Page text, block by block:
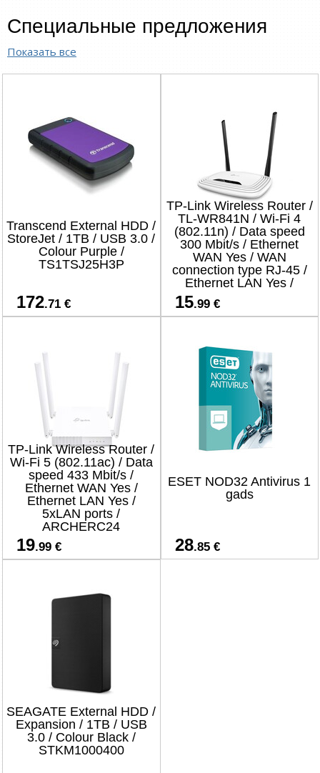
Специальные предложения
Показать все
Transcend External HDD /
StoreJet / 1TB / USB 3.0 /
Colour Purple /
TS1TSJ25H3P
172.71 €
TP-Link Wireless Router /
TL-WR841N / Wi-Fi 4
(802.11n) / Data speed
300 Mbit/s / Ethernet
WAN Yes / WAN
connection type RJ-45 /
Ethernet LAN Yes /
4xLAN ports
15.99 €
TP-Link Wireless Router /
Wi-Fi 5 (802.11ac) / Data
speed 433 Mbit/s /
Ethernet WAN Yes /
Ethernet LAN Yes /
5xLAN ports /
ARCHERC24
19.99 €
ESET NOD32 Antivirus 1
gads
28.85 €
SEAGATE External HDD /
Expansion / 1TB / USB
3.0 / Colour Black /
STKM1000400